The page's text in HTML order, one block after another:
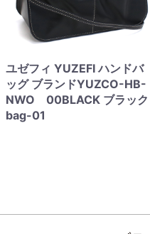
ユゼフィ YUZEFI ハンドバ
ッグ ブランドYUZCO-HB-
NWO 00BLACK ブラック
bag-01